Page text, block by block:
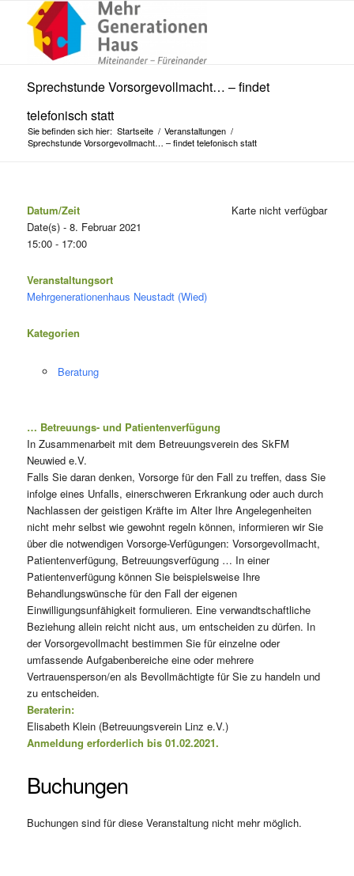
Sprechstunde Vorsorgevollmacht… – findet
telefonisch statt
Sie befinden sich hier: Startseite / Veranstaltungen /
Sprechstunde Vorsorgevollmacht… – findet telefonisch statt
Karte nicht verfügbar
Datum/Zeit
Date(s) - 8. Februar 2021
15:00 - 17:00
Veranstaltungsort
Mehrgenerationenhaus Neustadt (Wied)
Kategorien
Beratung
… Betreuungs- und Patientenverfügung
In Zusammenarbeit mit dem Betreuungsverein des SkFM
Neuwied e.V.
Falls Sie daran denken, Vorsorge für den Fall zu treffen, dass Sie
infolge eines Unfalls, einerschweren Erkrankung oder auch durch
Nachlassen der geistigen Kräfte im Alter Ihre Angelegenheiten
nicht mehr selbst wie gewohnt regeln können, informieren wir Sie
über die notwendigen Vorsorge-Verfügungen: Vorsorgevollmacht,
Patientenverfügung, Betreuungsverfügung … In einer
Patientenverfügung können Sie beispielsweise Ihre
Behandlungswünsche für den Fall der eigenen
Einwilligungsunfähigkeit formulieren. Eine verwandtschaftliche
Beziehung allein reicht nicht aus, um entscheiden zu dürfen. In
der Vorsorgevollmacht bestimmen Sie für einzelne oder
umfassende Aufgabenbereiche eine oder mehrere
Vertrauensperson/en als Bevollmächtigte für Sie zu handeln und
zu entscheiden.
Beraterin:
Elisabeth Klein (Betreuungsverein Linz e.V.)
Anmeldung erforderlich bis 01.02.2021.
Buchungen
Buchungen sind für diese Veranstaltung nicht mehr möglich.